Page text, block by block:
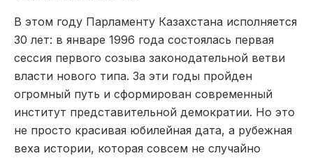
В этом году Парламенту Казахстана исполняется
30 лет: в январе 1996 года состоялась первая
сессия первого созыва законодательной ветви
власти нового типа. За эти годы пройден
огромный путь и сформирован современный
институт представительной демократии. Но это
не просто красивая юбилейная дата, а рубежная
веха истории, которая совсем не случайно